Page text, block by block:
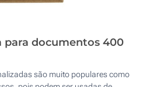
para documentos 400
são muito populares como